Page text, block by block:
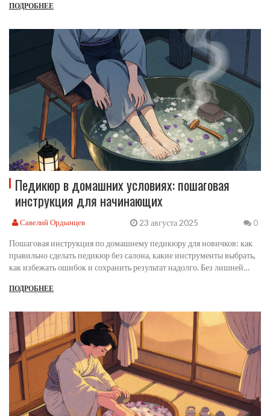
ПОДРОБНЕЕ
Педикюр в домашних условиях: пошаговая
инструкция для начинающих
Савелий Ордынцев 23 августа 2025 0
Пошаговая инструкция по домашнему педикюру для новичков: как
правильно сделать педикюр без салона, какие инструменты выбрать,
как избежать ошибок и сохранить результат надолго. Без лишней
ПОДРОБНЕЕ